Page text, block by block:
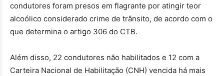
condutores foram presos em flagrante por atingir teor
alcoólico considerado crime de trânsito, de acordo com o
que determina o artigo 306 do CTB.
Além disso, 22 condutores não habilitados e 12 com a
Carteira Nacional de Habilitação (CNH) vencida há mais